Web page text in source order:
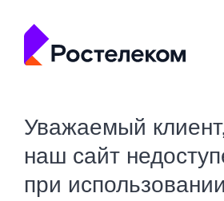
Уважаемый
наш сайт
при